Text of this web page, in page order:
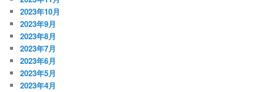
2023年10月
2023年9月
2023年8月
2023年7月
2023年6月
2023年5月
2023年4月